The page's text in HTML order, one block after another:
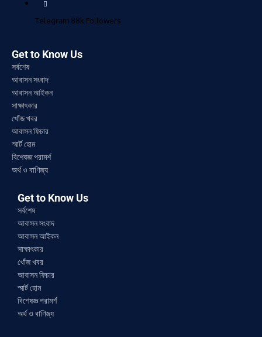
Telegram 88k Followers
Get to Know Us
সর্বশেষ
আবাসন সংবাদ
আবাসন আইকন
সাক্ষাৎকার
খোঁজ খবর
আবাসন ফিচার
স্মার্ট হোম
বিশেষজ্ঞ পরামর্শ
অর্থ ও বাণিজ্য
Get to Know Us
সর্বশেষ
আবাসন সংবাদ
আবাসন আইকন
সাক্ষাৎকার
খোঁজ খবর
আবাসন ফিচার
স্মার্ট হোম
বিশেষজ্ঞ পরামর্শ
অর্থ ও বাণিজ্য